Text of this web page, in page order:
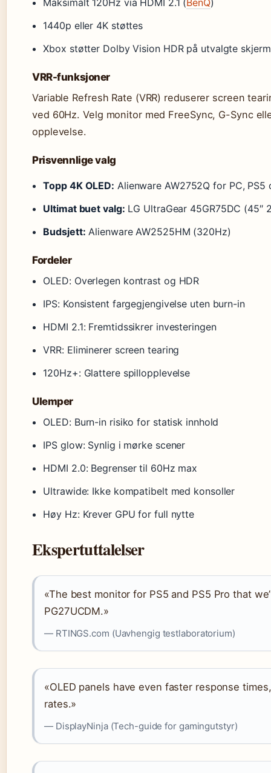
Maksimalt 120Hz via HDMI 2.1 ( BenQ)
1440p eller 4K støttes
Xbox støtter Dolby Vision HDR på utvalgte
VRR-funksjoner
Variable Refresh Rate (VRR) reduserer screen
ved 60Hz. Velg monitor med FreeSync, G-Sync
opplevelse.
Prisvennlige valg
Topp 4K OLED: Alienware AW2752Q for PC, PS5
Ultimat buet valg: LG UltraGear 45GR75DC (45″
Budsjett: Alienware AW2525HM (320Hz)
Fordeler
OLED: Overlegen kontrast og HDR
IPS: Konsistent fargegjengivelse uten burn-in
HDMI 2.1: Fremtidssikrer investeringen
VRR: Eliminerer screen tearing
120Hz+: Glattere spillopplevelse
Ulemper
OLED: Burn-in risiko for statisk innhold
IPS glow: Synlig i mørke scener
HDMI 2.0: Begrenser til 60Hz max
Ultrawide: Ikke kompatibelt med konsoller
Høy Hz: Krever GPU for full nytte
Ekspertuttalelser
«The best monitor for PS5 and PS5 Pro that
PG27UCDM.»
— RTINGS.com (Uavhengig testlaboratorium)
«OLED panels have even faster response
rates.»
— DisplayNinja (Tech-guide for gamingutstyr)